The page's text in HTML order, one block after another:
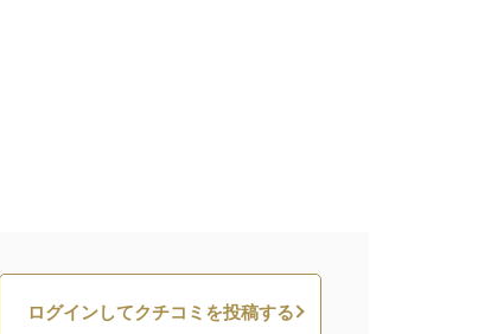
ログインしてクチコミを投稿する